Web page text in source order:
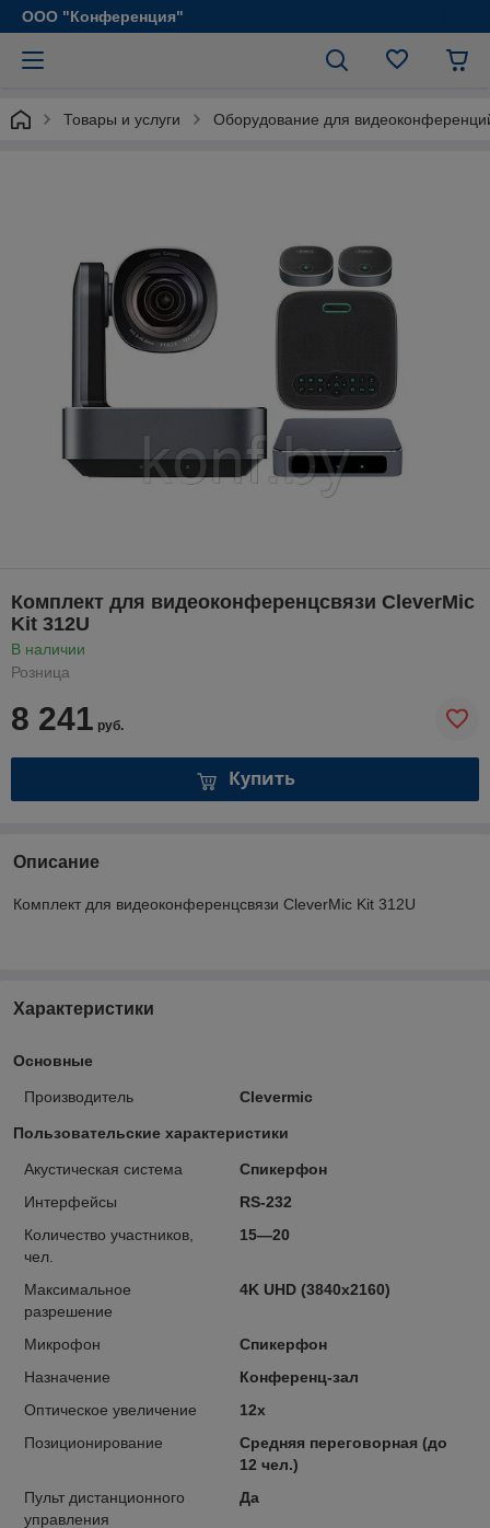
ООО "Конференция"
Товары и услуги Оборудование для
Комплект для видеоконференцсвязи CleverMic
Kit 312U
В наличии
Розница
8 241 руб.
Купить
Описание
Комплект для видеоконференцсвязи CleverMic Kit 312U
Характеристики
Основные
Производитель Clevermic
Пользовательские характеристики
Акустическая система
Спикерфон
Интерфейсы
RS-232
Количество участников,
чел.
15—20
Максимальное
разрешение
4K UHD (3840x2160)
Микрофон
Спикерфон
Назначение
Конференц-зал
Оптическое увеличение
12x
Позиционирование
Средняя переговорная (до
12 чел.)
Пульт дистанционного
управления
Да